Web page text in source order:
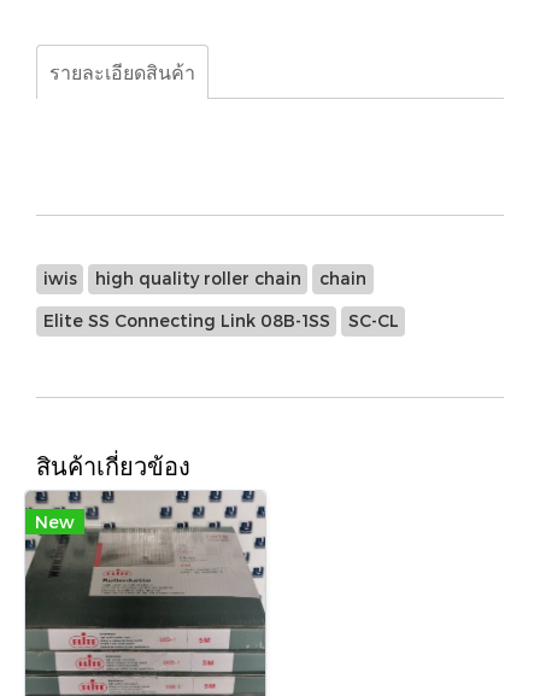
รายละเอียดสินค้า
iwis high quality roller chain chain
Elite SS Connecting Link 08B-1SS SC-CL
สินค้าเกี่ยวข้อง
New